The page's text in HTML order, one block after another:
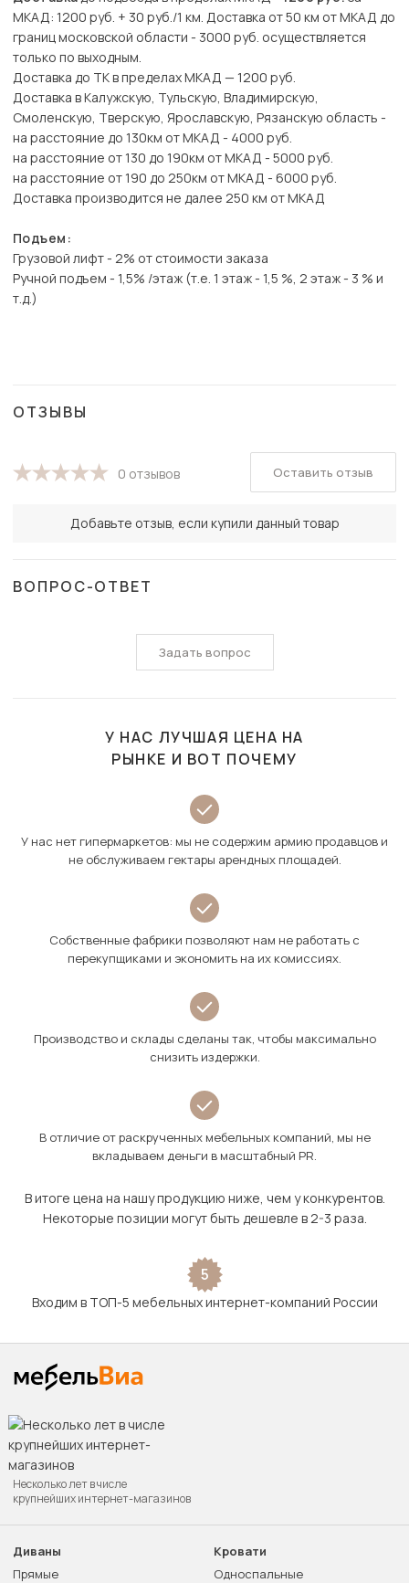
МКАД: 1200 руб. + 30 руб./1 км. Доставка от 50 км от МКАД до
границ московской области - 3000 руб. осуществляется
только по выходным.
Доставка до ТК в пределах МКАД — 1200 руб.
Доставка в Калужскую, Тульскую, Владимирскую,
Смоленскую, Тверскую, Ярославскую, Рязанскую область -
на расстояние до 130км от МКАД - 4000 руб.
на расстояние от 130 до 190км от МКАД - 5000 руб.
на расстояние от 190 до 250км от МКАД - 6000 руб.
Доставка производится не далее 250 км от МКАД
Подъем:
Грузовой лифт - 2% от стоимости заказа
Ручной подъем - 1,5% /этаж (т.е. 1 этаж - 1,5 %, 2 этаж - 3 % и
т.д.)
ОТЗЫВЫ
0 отзывов
Добавьте отзыв, если купили данный товар
Оставить отзыв
ВОПРОС-ОТВЕТ
Задать вопрос
У НАС ЛУЧШАЯ ЦЕНА НА
РЫНКЕ И ВОТ ПОЧЕМУ
У нас нет гипермаркетов: мы не содержим армию продавцов и
не обслуживаем гектары арендных площадей.
Собственные фабрики позволяют нам не работать с
перекупщиками и экономить на их комиссиях.
Производство и склады сделаны так, чтобы максимально
снизить издержки.
В отличие от раскрученных мебельных компаний, мы не
вкладываем деньги в масштабный PR.
В итоге цена на нашу продукцию ниже, чем у конкурентов.
Некоторые позиции могут быть дешевле в 2-3 раза.
5
Входим в ТОП-5 мебельных интернет-компаний России
Несколько лет в числе
крупнейших интернет-магазинов
Диваны
Прямые
Кровати
Односпальные